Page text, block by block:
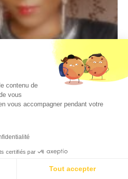
et comptable
,
contenu de
vous
vous accompagner pendant votre
certifiés par
Tout accepter